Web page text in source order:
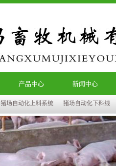
产品中心 新闻中心
猪场自动化上料系统 猪场自动化下料线